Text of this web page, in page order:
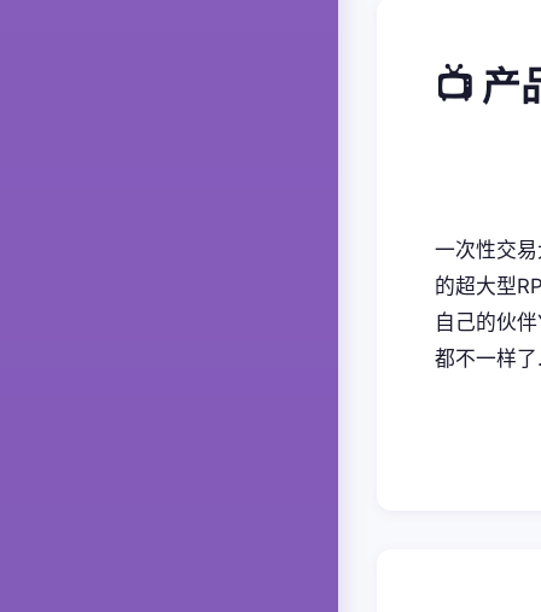
📺 产
一次性交
的超大型
自己的伙
都不一样